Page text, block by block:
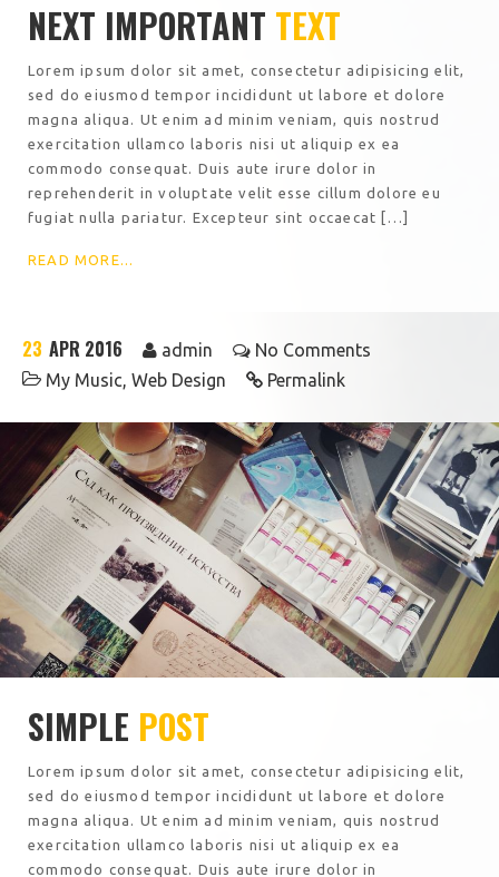
NEXT IMPORTANT TEXT
Lorem ipsum dolor sit amet, consectetur adipisicing elit,
sed do eiusmod tempor incididunt ut labore et dolore
magna aliqua. Ut enim ad minim veniam, quis nostrud
exercitation ullamco laboris nisi ut aliquip ex ea
commodo consequat. Duis aute irure dolor in
reprehenderit in voluptate velit esse cillum dolore eu
fugiat nulla pariatur. Excepteur sint occaecat […]
READ MORE...
23 APR 2016 admin
No Comments
My Music, Web Design Permalink
SIMPLE POST
Lorem ipsum dolor sit amet, consectetur adipisicing elit,
sed do eiusmod tempor incididunt ut labore et dolore
magna aliqua. Ut enim ad minim veniam, quis nostrud
exercitation ullamco laboris nisi ut aliquip ex ea
commodo consequat. Duis aute irure dolor in